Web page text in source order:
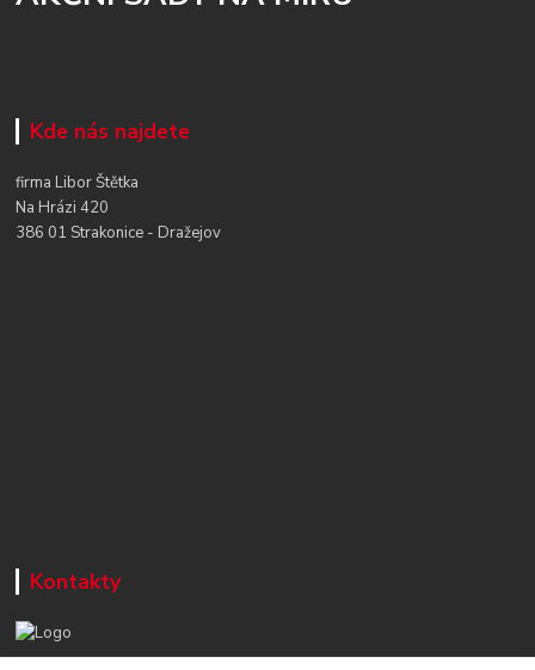
Kde nás najdete
firma Libor Štětka
Na Hrázi 420
386 01 Strakonice - Dražejov
Kontakty